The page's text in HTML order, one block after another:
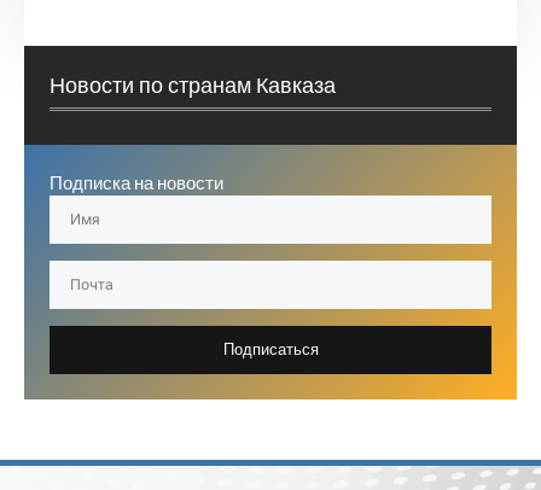
Новости по странам Кавказа
Подписка на новости
Подписаться